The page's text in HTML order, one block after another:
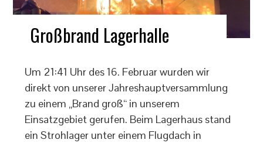
Großbrand Lagerhalle
Um 21:41 Uhr des 16. Februar wurden wir
direkt von unserer Jahreshauptversammlung
zu einem „Brand groß“ in unserem
Einsatzgebiet gerufen. Beim Lagerhaus stand
ein Strohlager unter einem Flugdach in